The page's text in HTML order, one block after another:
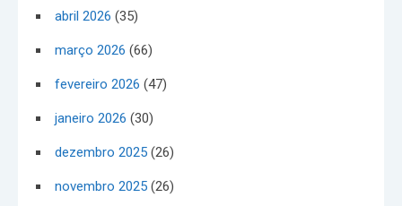
abril 2026 (35)
março 2026 (66)
fevereiro 2026 (47)
janeiro 2026 (30)
dezembro 2025 (26)
novembro 2025 (26)